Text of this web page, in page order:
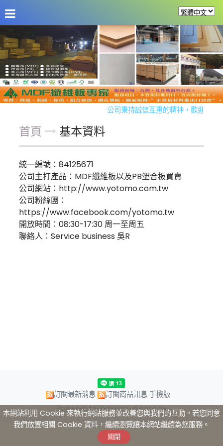
公司資訊 訊息發佈 商品介紹 實例分享 留言板
公司秉持誠信互惠的精神，歡迎同業
首頁 基本資料
統一編號：84125671
公司主打產品：MDF纖維板以及PB塑合板買賣
公司網站： http://www.yotomo.com.tw
公司粉絲團：
https://www.facebook.com/yotomo.tw
開放時間：08:30-17:30 周一至周五
聯絡人：Service business 吳R
訂閱最新消息 訂閱商品訊息 手機版
Powered by hosting.url.com.tw
本網站利用 Cookie 來執行網站服務並改善您與我們的互動。若您同意
我們放置相關 Cookie 資料，繼續瀏覽讓本網站繼續為您服務。